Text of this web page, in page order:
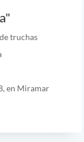
truchas
en Miramar